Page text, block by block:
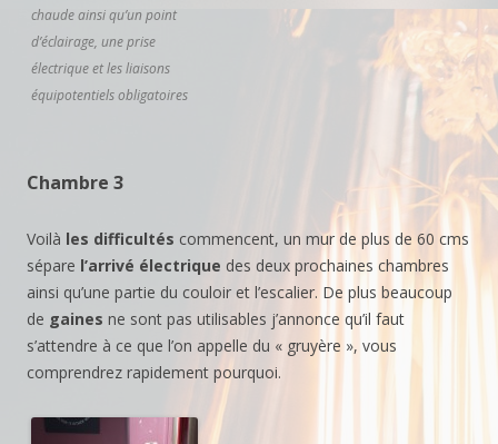
chaude ainsi qu’un point
d’éclairage, une prise
électrique et les liaisons
équipotentiels obligatoires
Chambre 3
Voilà les difficultés commencent, un mur de plus de 60 cms
sépare l’arrivé électrique des deux prochaines chambres
ainsi qu’une partie du couloir et l’escalier. De plus beaucoup
de gaines ne sont pas utilisables j’annonce qu’il faut
s’attendre à ce que l’on appelle du « gruyère », vous
comprendrez rapidement pourquoi.